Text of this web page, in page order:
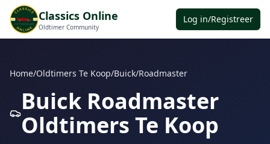
Classics Online
Oldtimer Community
Log in/Registreer
Home/Oldtimers Te Koop/Buick/Roadmaster
Buick Roadmaster
Oldtimers Te Koop